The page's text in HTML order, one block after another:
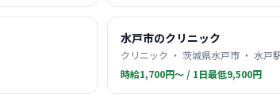
水戸市のクリニック
クリニック ・ 茨城県水戸市 ・ 水戸
時給1,700円〜 / 1日最低9,500円